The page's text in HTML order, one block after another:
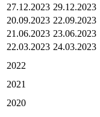
27.12.2023 29.12.2023
20.09.2023 22.09.2023
21.06.2023 23.06.2023
22.03.2023 24.03.2023
2022
2021
2020